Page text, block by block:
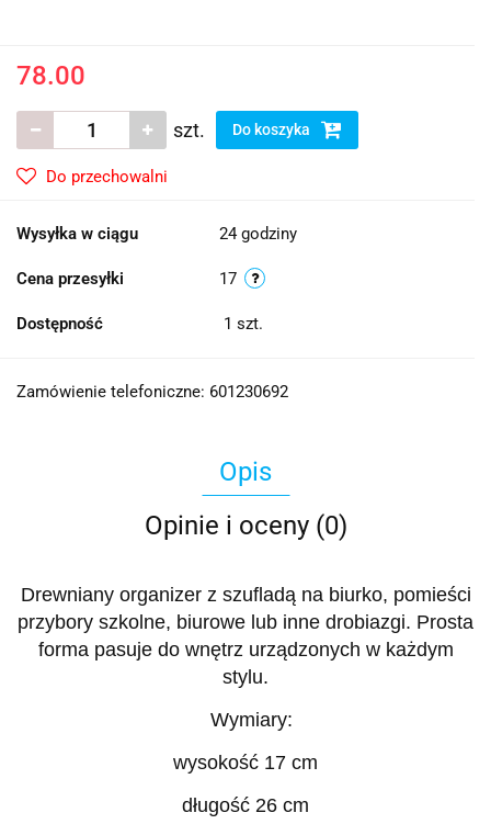
78.00
szt. Do koszyka
Do przechowalni
Wysyłka w ciągu 24 godziny
Cena przesyłki 17
Dostępność 1 szt.
Zamówienie telefoniczne: 601230692
Opis
Opinie i oceny (0)
Drewniany organizer z szufladą na biurko, pomieści
przybory szkolne, biurowe lub inne drobiazgi. Prosta
forma pasuje do wnętrz urządzonych w każdym
stylu.
Wymiary:
wysokość 17 cm
długość 26 cm